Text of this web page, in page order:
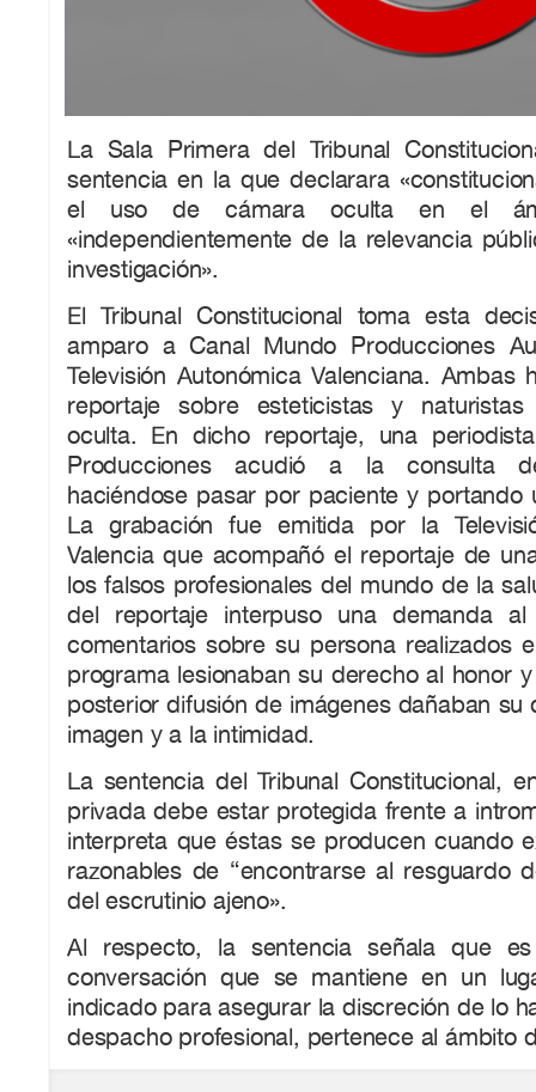
La Sala Primera del Tribunal
sentencia en la que declarara
el uso de cámara oculta en el
«independientemente de la relevancia
investigación».
El Tribunal Constitucional toma esta
amparo a Canal Mundo Producciones
Televisión Autonómica Valenciana. Ambas
reportaje sobre esteticistas y naturistas
oculta. En dicho reportaje, una
Producciones acudió a la consulta
haciéndose pasar por paciente y portando
La grabación fue emitida por la
Valencia que acompañó el reportaje de
los falsos profesionales del mundo de la
del reportaje interpuso una demanda
comentarios sobre su persona realizados
programa lesionaban su derecho al honor
posterior difusión de imágenes dañaban su
imagen y a la intimidad.
La sentencia del Tribunal Constitucional,
privada debe estar protegida frente a
interpreta que éstas se producen cuando
razonables de “encontrarse al resguardo
del escrutinio ajeno».
Al respecto, la sentencia señala que
conversación que se mantiene en un
indicado para asegurar la discreción de lo
despacho profesional, pertenece al ámbito